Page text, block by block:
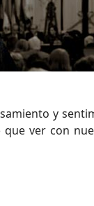
y
ver con